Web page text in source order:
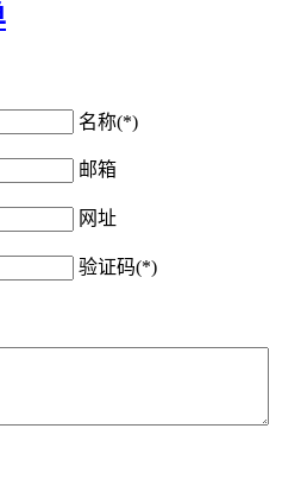
名称(*)
邮箱
网址
验证码(*)